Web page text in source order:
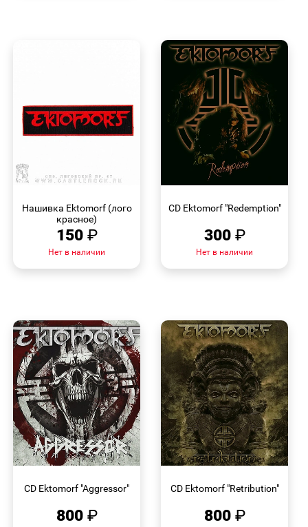
Нашивка Ektomorf (лого
красное)
150 ₽
Нет в наличии
CD Ektomorf "Redemption"
300 ₽
Нет в наличии
CD Ektomorf "Aggressor"
800 ₽
CD Ektomorf "Retribution"
800 ₽